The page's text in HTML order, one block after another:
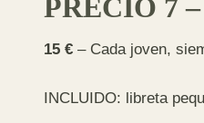
PRECIO 7
15 € – Cada joven,
INCLUIDO: libreta